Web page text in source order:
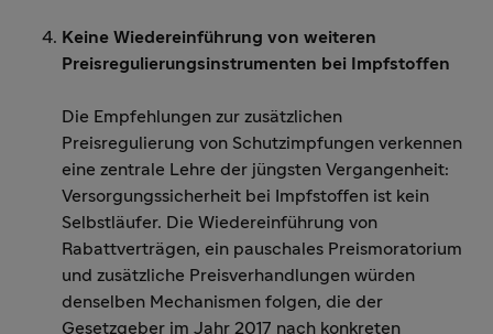
Keine Wiedereinführung von weiteren
Preisregulierungsinstrumenten bei Impfstoffen
Die Empfehlungen zur zusätzlichen
Preisregulierung von Schutzimpfungen verkennen
eine zentrale Lehre der jüngsten Vergangenheit:
Versorgungssicherheit bei Impfstoffen ist kein
Selbstläufer. Die Wiedereinführung von
Rabattverträgen, ein pauschales Preismoratorium
und zusätzliche Preisverhandlungen würden
denselben Mechanismen folgen, die der
Gesetzgeber im Jahr 2017 nach konkreten